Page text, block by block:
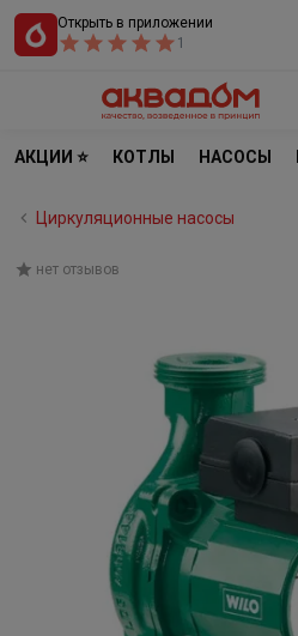
Открыть в приложении
1
АКЦИИ ⭐ КОТЛЫ НАСОСЫ
Циркуляционные насосы
нет отзывов